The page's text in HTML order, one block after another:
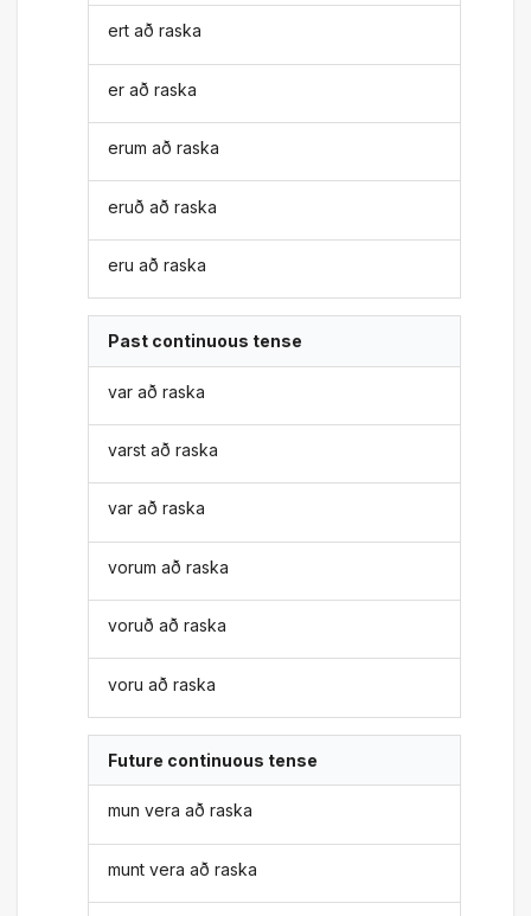
ert að raska
er að raska
erum að raska
eruð að raska
eru að raska
Past continuous tense
var að raska
varst að raska
var að raska
vorum að raska
voruð að raska
voru að raska
Future continuous tense
mun vera að raska
munt vera að raska